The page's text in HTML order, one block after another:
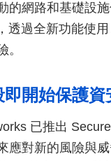
的網路和基礎設
透過全新功能使
。
開始保護資
已推出
應對新的風險與